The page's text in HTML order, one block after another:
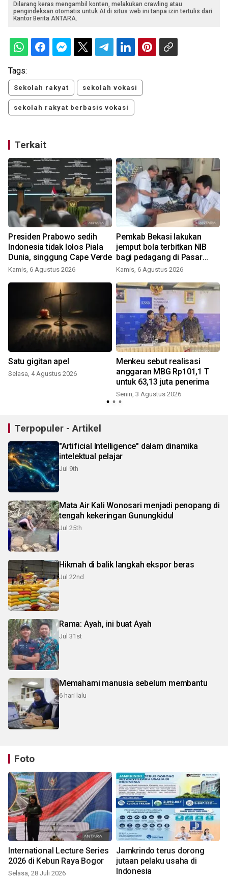
Dilarang keras mengambil konten, melakukan crawling atau
pengindeksan otomatis untuk AI di situs web ini tanpa izin tertulis dari
Kantor Berita ANTARA.
Tags:
Sekolah rakyat sekolah vokasi
sekolah rakyat berbasis vokasi
Terkait
Presiden Prabowo sedih
Indonesia tidak lolos Piala
Dunia, singgung Cape Verde
Kamis, 6 Agustus 2026
Pemkab Bekasi lakukan
jemput bola terbitkan NIB
bagi pedagang di Pasar
Cikarang
Kamis, 6 Agustus 2026
Satu gigitan apel
Selasa, 4 Agustus 2026
Menkeu sebut realisasi
anggaran MBG Rp101,1 T
untuk 63,13 juta penerima
Senin, 3 Agustus 2026
Terpopuler - Artikel
"Artificial Intelligence" dalam dinamika
intelektual pelajar
Jul 9th
Mata Air Kali Wonosari menjadi penopang di
tengah kekeringan Gunungkidul
Jul 25th
Hikmah di balik langkah ekspor beras
Jul 22nd
Rama: Ayah, ini buat Ayah
Jul 31st
Memahami manusia sebelum membantu
6 hari lalu
Foto
International Lecture Series
2026 di Kebun Raya Bogor
Selasa, 28 Juli 2026
Jamkrindo terus dorong
jutaan pelaku usaha di
Indonesia